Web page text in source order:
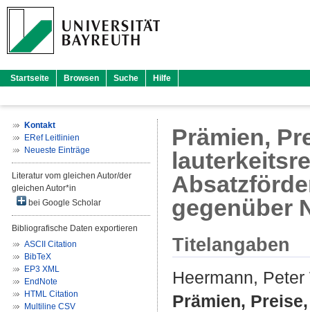
Startseite Browsen Suche Hilfe
Kontakt
ERef Leitlinien
Neueste Einträge
Literatur vom gleichen Autor/der
gleichen Autor*in
bei Google Scholar
Bibliografische Daten exportieren
ASCII Citation
BibTeX
EP3 XML
EndNote
HTML Citation
Multiline CSV
Prämien,
gegenüber
Titelangaben
Heermann, Peter
Prämien,